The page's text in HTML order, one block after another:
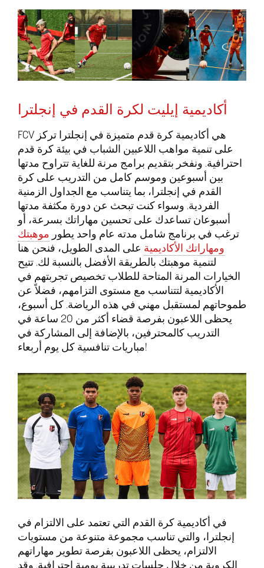
أكاديمية إيليت لكرة القدم في إنجلترا
FCV هي أكاديمية كرة قدم متميزة في إنجلترا تركز
على تنمية مواهب اللاعبين الشباب في بيئة كرة قدم
احترافية. ونفخر بتقديم برامج مرنة للغاية تتراوح مدتها
بين أسبوعين وموسم كامل من التدريب على كرة
القدم في إنجلترا، بما يتناسب مع الجداول الزمنية
الفردية. وسواء كنت تبحث عن دورة مكثفة مدتها
أسبوعان تساعدك على تحسين مهاراتك بسرعة، أو
ترغب في برنامج شامل مدته عام واحد يطور موهبتك
ومهاراتك الأكاديمية على المدى الطويل، فنحن هنا
لتنمية موهبتك بالطريقة الأفضل بالنسبة لك. تتيح
الخيارات المرنة المتاحة للطلاب تخصيص تجربتهم في
الأكاديمية لتتناسب مع مستوى التزامهم، فضلاً عن
طموحاتهم لمستقبل مهني في هذه الرياضة. كل أسبوع،
يحظى اللاعبون بفرصة قضاء أكثر من 20 ساعة في
التدريب كالمحترفين، بالإضافة إلى المشاركة في
مباريات تنافسية كل يوم أربعاء!
في أكاديمية كرة القدم التي تعتمد على الالتزام في
إنجلترا، والتي تناسب مجموعة متنوعة من مستويات
الالتزام، يحظى اللاعبون بفرصة تطوير مهاراتهم